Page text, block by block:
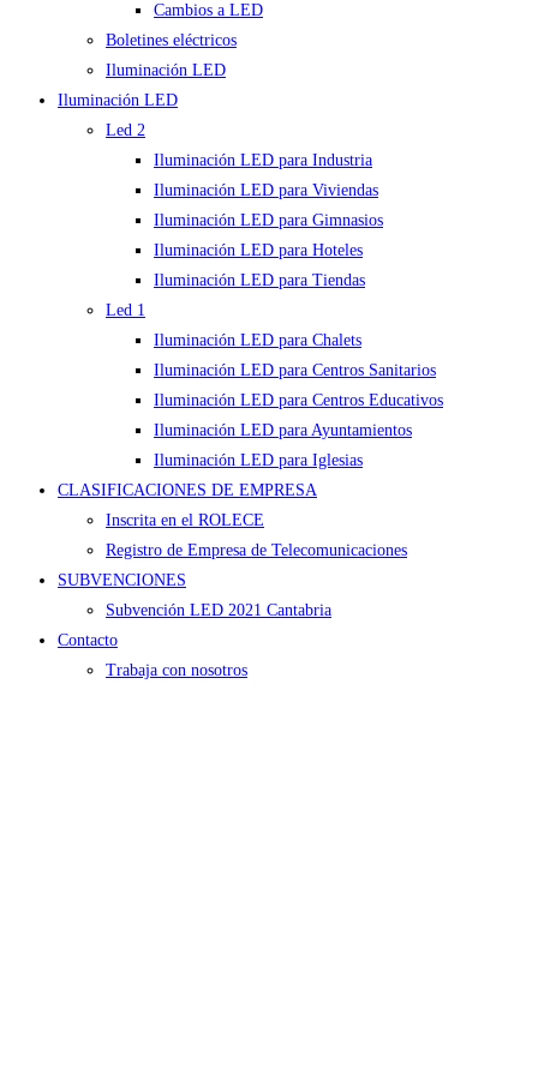
Cambios a LED
Boletines eléctricos
Iluminación LED
Iluminación LED
Led 2
Iluminación LED para Industria
Iluminación LED para Viviendas
Iluminación LED para Gimnasios
Iluminación LED para Hoteles
Iluminación LED para Tiendas
Led 1
Iluminación LED para Chalets
Iluminación LED para Centros Sanitarios
Iluminación LED para Centros Educativos
Iluminación LED para Ayuntamientos
Iluminación LED para Iglesias
CLASIFICACIONES DE EMPRESA
Inscrita en el ROLECE
Registro de Empresa de Telecomunicaciones
SUBVENCIONES
Subvención LED 2021 Cantabria
Contacto
Trabaja con nosotros